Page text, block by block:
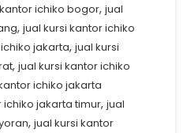
ichiko bogor, jual
, jual kursi kantor ichiko
jakarta, jual kursi
, jual kursi kantor ichiko
ichiko jakarta
ichiko jakarta timur, jual
, jual kursi kantor